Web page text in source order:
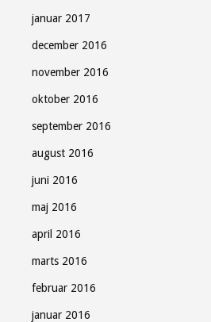
januar 2017
december 2016
november 2016
oktober 2016
september 2016
august 2016
juni 2016
maj 2016
april 2016
marts 2016
februar 2016
januar 2016